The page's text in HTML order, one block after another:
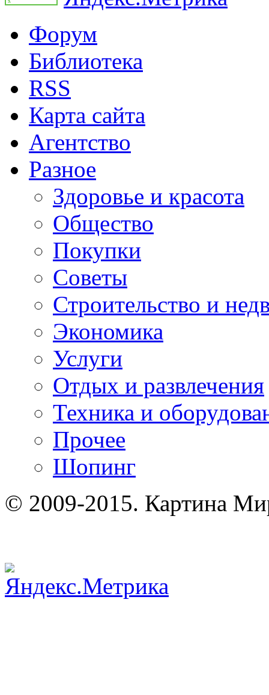
Форум
Библиотека
RSS
Карта сайта
Агентство
Разное
Здоровье и красота
Общество
Покупки
Советы
Строительство и
Экономика
Услуги
Отдых и развлечения
Техника и
Прочее
Шопинг
© 2009-2015. Картина